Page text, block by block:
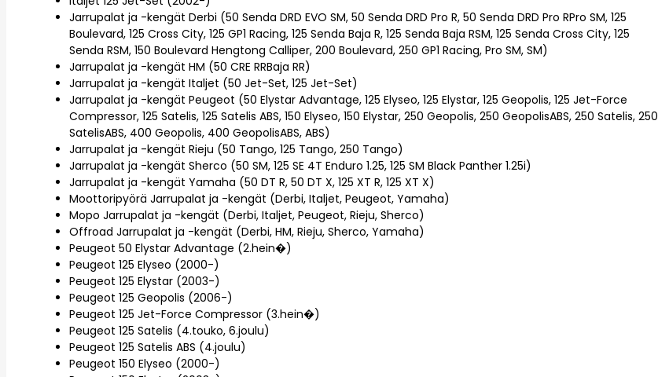
Jarrupalat ja -kengät Derbi (50 Senda DRD EVO SM, 50 Senda DRD Pro R, 50 Senda DRD Pro RPro SM, 125
Boulevard, 125 Cross City, 125 GP1 Racing, 125 Senda Baja R, 125 Senda Baja RSM, 125 Senda Cross City, 125
Senda RSM, 150 Boulevard Hengtong Calliper, 200 Boulevard, 250 GP1 Racing, Pro SM, SM)
Jarrupalat ja -kengät HM (50 CRE RRBaja RR)
Jarrupalat ja -kengät Italjet (50 Jet-Set, 125 Jet-Set)
Jarrupalat ja -kengät Peugeot (50 Elystar Advantage, 125 Elyseo, 125 Elystar, 125 Geopolis, 125 Jet-Force
Compressor, 125 Satelis, 125 Satelis ABS, 150 Elyseo, 150 Elystar, 250 Geopolis, 250 GeopolisABS, 250 Satelis, 250
SatelisABS, 400 Geopolis, 400 GeopolisABS, ABS)
Jarrupalat ja -kengät Rieju (50 Tango, 125 Tango, 250 Tango)
Jarrupalat ja -kengät Sherco (50 SM, 125 SE 4T Enduro 1.25, 125 SM Black Panther 1.25i)
Jarrupalat ja -kengät Yamaha (50 DT R, 50 DT X, 125 XT R, 125 XT X)
Moottoripyörä Jarrupalat ja -kengät (Derbi, Italjet, Peugeot, Yamaha)
Mopo Jarrupalat ja -kengät (Derbi, Italjet, Peugeot, Rieju, Sherco)
Offroad Jarrupalat ja -kengät (Derbi, HM, Rieju, Sherco, Yamaha)
Peugeot 50 Elystar Advantage (2.hein�)
Peugeot 125 Elyseo (2000-)
Peugeot 125 Elystar (2003-)
Peugeot 125 Geopolis (2006-)
Peugeot 125 Jet-Force Compressor (3.hein�)
Peugeot 125 Satelis (4.touko, 6.joulu)
Peugeot 125 Satelis ABS (4.joulu)
Peugeot 150 Elyseo (2000-)